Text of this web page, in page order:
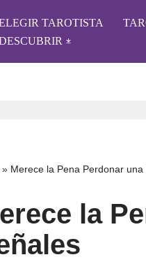
TAROTISTA
Merece la Pena Perdonar
la